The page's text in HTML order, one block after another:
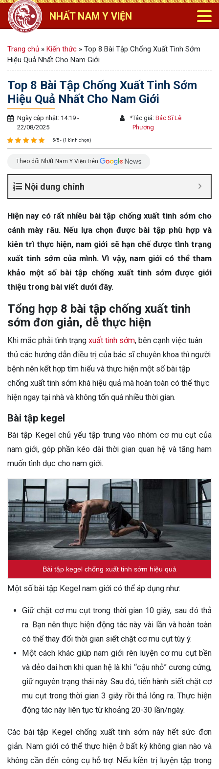
NHẤT NAM Y VIỆN
Trang chủ » Kiến thức » Top 8 Bài Tập Chống Xuất Tinh Sớm
Hiệu Quả Nhất Cho Nam Giới
Top 8 Bài Tập Chống Xuất Tinh Sớm
Hiệu Quả Nhất Cho Nam Giới
Ngày cập nhật: 14:19 -
22/08/2025
*Tác giả:Bác Sĩ Lê
Phương
5/5 - (1 bình chọn)
Theo dõi Nhất Nam Y Viện trên
Nội dung chính
Hiện nay có rất nhiều bài tập chống xuất tinh sớmcho
cánh mày râu. Nếu lựa chọn được bài tập phù hợp và
kiên trì thực hiện, nam giới sẽ hạn chế được tình trạng
xuất tinh sớm của mình. Vì vậy, nam giới có thể tham
khảo một số bài tập chống xuất tinh sớmđược giới
thiệu trong bài viết dưới đây.
Tổng hợp 8 bài tập chống xuất tinh
sớm đơn giản, dễ thực hiện
Khi mắc phải tình trạng xuất tinh sớm, bên cạnh việc tuân
thủ các hướng dẫn điều trị của bác sĩ chuyên khoa thì người
bệnh nên kết hợp tìm hiểu và thực hiện một số bài tập
chống xuất tinh sớm khá hiệu quả mà hoàn toàn có thể thực
hiện ngay tại nhà và không tốn quá nhiều thời gian.
Bài tập kegel
Bài tập Kegel chủ yếu tập trung vào nhóm cơ mu cụt của
nam giới, góp phần kéo dài thời gian quan hệ và tăng ham
muốn tình dục cho nam giới.
Bài tập kegel chống xuất tinh sớm hiệu quả
Một số bài tập Kegel nam giới có thể áp dụng như:
Giữ chặt cơ mu cụt trong thời gian 10 giây, sau đó thả
ra. Bạn nên thực hiện động tác này vài lần và hoàn toàn
có thể thay đổi thời gian siết chặt cơ mu cụt tùy ý.
Một cách khác giúp nam giới rèn luyện cơ mu cụt bền
và dẻo dai hơn khi quan hệ là khi “cậu nhỏ” cương cứng,
giữ nguyên trạng thái này. Sau đó, tiến hành siết chặt cơ
mu cụt trong thời gian 3 giây rồi thả lỏng ra. Thực hiện
động tác này liên tục từ khoảng 20-30 lần/ngày.
Các bài tập Kegel chống xuất tinh sớm này hết sức đơn
giản. Nam giới có thể thực hiện ở bất kỳ không gian nào và
không cần đến công cụ hỗ trợ. Nếu kiền trị luyện tập trong